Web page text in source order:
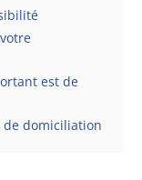
est de
de domiciliation